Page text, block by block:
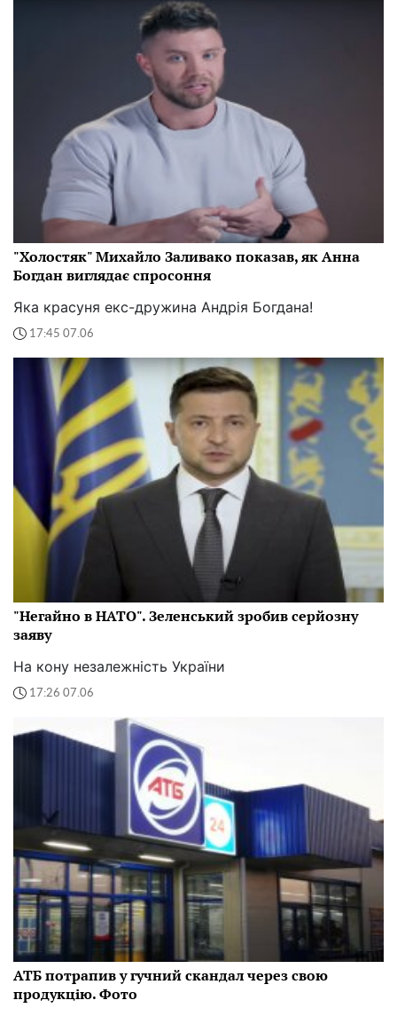
"Холостяк" Михайло Заливако показав, як Анна
Богдан виглядає спросоння
Яка красуня екс-дружина Андрія Богдана!
17:45 07.06
"Негайно в НАТО". Зеленський зробив серйозну
заяву
На кону незалежність України
17:26 07.06
АТБ потрапив у гучний скандал через свою
продукцію. Фото